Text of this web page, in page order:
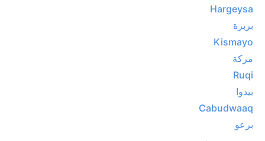
Hargeysa
بربرة
Kismayo
مركة‎
Ruqi
بيدوا
Cabudwaaq
برعو